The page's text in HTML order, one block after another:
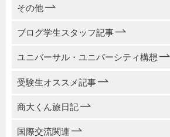
その他
ブログ学生スタッフ記事
ユニバーサル・ユニバーシティ構想
受験生オススメ記事
商大くん旅日記
国際交流関連